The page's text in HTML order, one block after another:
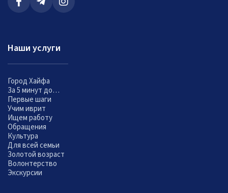
Наши услуги
Город Хайфа
За 5 минут до…
Первые шаги
Учим иврит
Ищем работу
Обращения
Культура
Для всей семьи
Золотой возраст
Волонтерство
Экскурсии